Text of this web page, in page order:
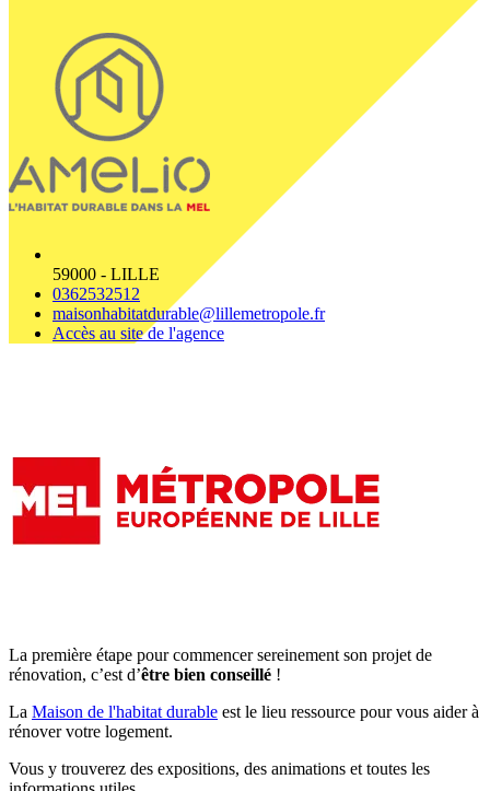
59000 - LILLE
0362532512
maisonhabitatdurable@lillemetropole.fr
Accès au site de l'agence
La première étape pour commencer sereinement son projet de
rénovation, c’est d’être bien conseillé !
La Maison de l'habitat durable est le lieu ressource pour vous aider à
rénover votre logement.
Vous y trouverez des expositions, des animations et toutes les